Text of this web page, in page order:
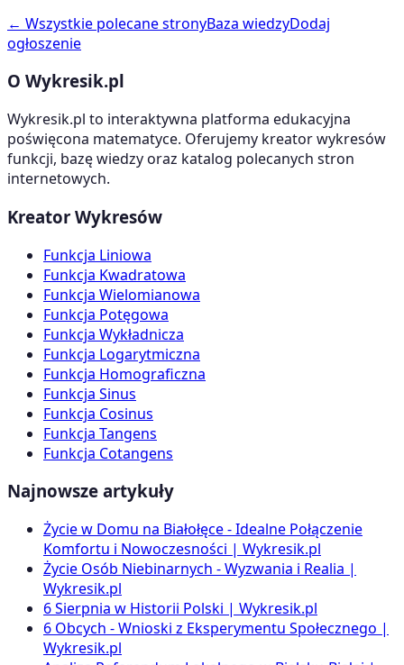
← Wszystkie polecane stronyBaza wiedzyDodaj
ogłoszenie
O Wykresik.pl
Wykresik.pl to interaktywna platforma edukacyjna
poświęcona matematyce. Oferujemy kreator wykresów
funkcji, bazę wiedzy oraz katalog polecanych stron
internetowych.
Kreator Wykresów
Funkcja Liniowa
Funkcja Kwadratowa
Funkcja Wielomianowa
Funkcja Potęgowa
Funkcja Wykładnicza
Funkcja Logarytmiczna
Funkcja Homograficzna
Funkcja Sinus
Funkcja Cosinus
Funkcja Tangens
Funkcja Cotangens
Najnowsze artykuły
Życie w Domu na Białołęce - Idealne Połączenie
Komfortu i Nowoczesności | Wykresik.pl
Życie Osób Niebinarnych - Wyzwania i Realia |
Wykresik.pl
6 Sierpnia w Historii Polski | Wykresik.pl
6 Obcych - Wnioski z Eksperymentu Społecznego |
Wykresik.pl